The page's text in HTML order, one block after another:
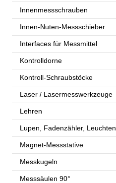
Innenmessschrauben
Innen-Nuten-Messschieber
Interfaces für Messmittel
Kontrolldorne
Kontroll-Schraubstöcke
Laser / Lasermesswerkzeuge
Lehren
Lupen, Fadenzähler, Leuchten
Magnet-Messstative
Messkugeln
Messsäulen 90°